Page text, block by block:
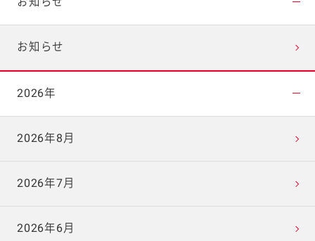
お知らせ
2026年
2026年8月
2026年7月
2026年6月